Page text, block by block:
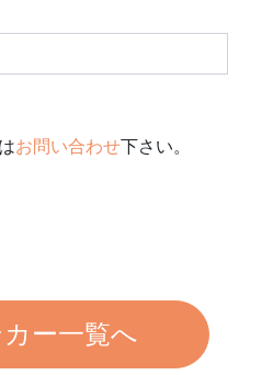
お問い合わせ下さい。
ー一覧へ